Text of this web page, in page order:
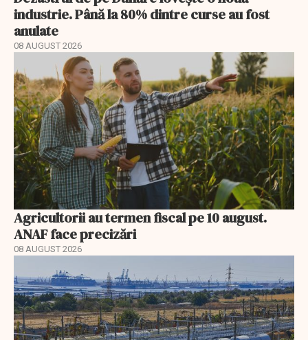
industrie. Până la 80% dintre curse au fost
anulate
08 AUGUST 2026
Agricultorii au termen fiscal pe 10 august.
ANAF face precizări
08 AUGUST 2026